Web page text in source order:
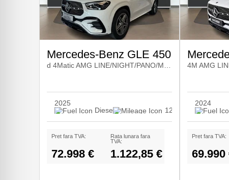
Mercedes-Benz GLE 450
2025
12.000
Diesel
Pret fara TVA:
72.998 €
Rata lunara fara
TVA:
1.122,85 €
2024
Pret fara TVA:
69.990